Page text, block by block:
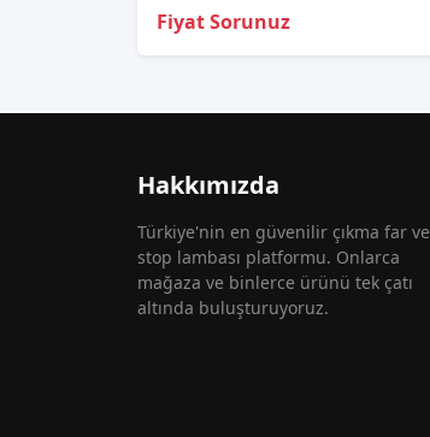
Fiyat Sorunuz
Hakkımızda
Türkiye'nin en güvenilir çıkma far ve
stop lambası platformu. Onlarca
mağaza ve binlerce ürünü tek çatı
altında buluşturuyoruz.